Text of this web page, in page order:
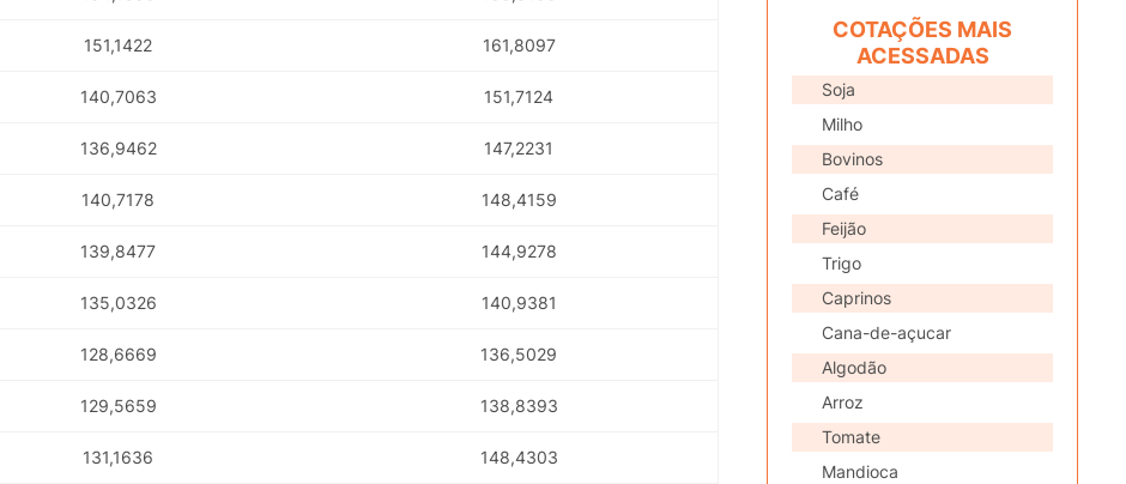
151,1422 161,8097
140,7063 151,7124
136,9462 147,2231
140,7178 148,4159
139,8477 144,9278
135,0326 140,9381
128,6669 136,5029
129,5659 138,8393
131,1636 148,4303
COTAÇÕES MAIS
ACESSADAS
Soja
Milho
Bovinos
Café
Feijão
Trigo
Caprinos
Cana-de-açucar
Algodão
Arroz
Tomate
Mandioca